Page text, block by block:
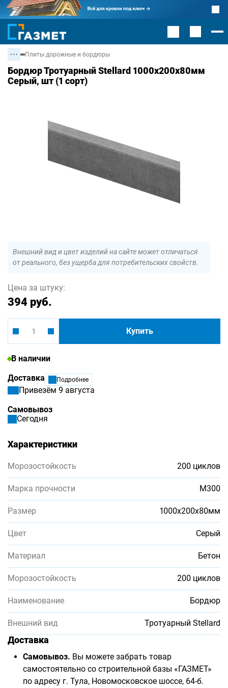
Плиты дорожные и бордюры
Бордюр Тротуарный Stellard 1000х200х80мм
Серый, шт (1 сорт)
Внешний вид и цвет изделий на сайте может отличаться
от реального, без ущерба для потребительских свойств.
Цена за штуку:
394 руб.
Купить
В наличии
Доставка
Подробнее
Привезём 9 августа
Самовывоз
Сегодня
Характеристики
Морозостойкость 200 циклов
Марка прочности М300
Размер 1000х200х80мм
Цвет Серый
Материал Бетон
Морозостойкость 200 циклов
Наименование Бордюр
Внешний вид Тротуарный Stellard
Доставка
Самовывоз. Вы можете забрать товар
самостоятельно со строительной базы «ГАЗМЕТ»
по адресу г. Тула, Новомосковское шоссе, 64-б.